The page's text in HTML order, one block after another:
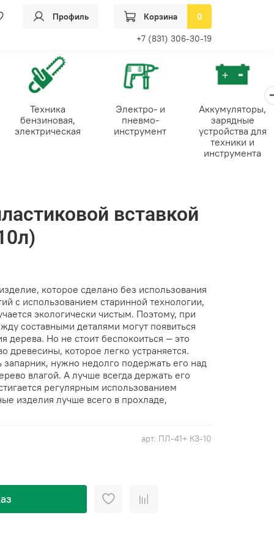
Профиль Корзина 0
+7 (831) 306-30-19
Техника
бензиновая,
электрическая
Электро- и
пневмо-
инструмент
Аккумуляторы,
зарядные
устройства для
техники и
инструмента
арт. ПЛ-41+ КЗ-10
вставкой
которое сделано без использования
с использованием старинной технологии,
экологически чистым. Поэтому, при
составными деталями могут появиться
дерева. Но не стоит беспокоиться — это
древесины, которое легко устраняется.
нужно недолго подержать его над
влагой. А лучше всегда держать его
регулярным использованием
изделия лучше всего в прохладе,